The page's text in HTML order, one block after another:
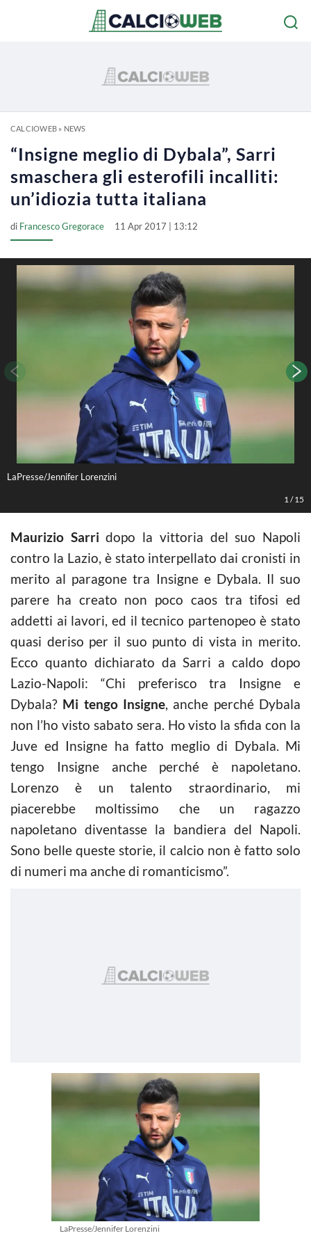
CALCIOWEB» NEWS
“Insigne meglio di Dybala”, Sarri
smaschera gli esterofili incalliti:
un’idiozia tutta italiana
di Francesco Gregorace 11 Apr 2017 | 13:12
LaPresse/Jennifer Lorenzini
1 /15
Maurizio Sarri dopo la vittoria del suo Napoli
contro la Lazio, è stato interpellato dai cronisti in
merito al paragone tra Insigne e Dybala. Il suo
parere ha creato non poco caos tra tifosi ed
addetti ai lavori, ed il tecnico partenopeo è stato
quasi deriso per il suo punto di vista in merito.
Ecco quanto dichiarato da Sarri a caldo dopo
Lazio-Napoli: “Chi preferisco tra Insigne e
Dybala? Mi tengo Insigne, anche perché Dybala
non l’ho visto sabato sera. Ho visto la sfida con la
Juve ed Insigne ha fatto meglio di Dybala. Mi
tengo Insigne anche perché è napoletano.
Lorenzo è un talento straordinario, mi
piacerebbe moltissimo che un ragazzo
napoletano diventasse la bandiera del Napoli.
Sono belle queste storie, il calcio non è fatto solo
di numeri ma anche di romanticismo”.
LaPresse/Jennifer Lorenzini